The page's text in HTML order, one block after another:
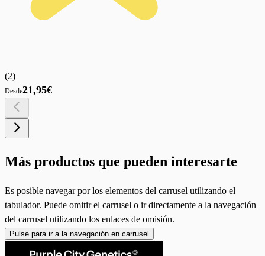
(2)
Desde21,95€
Más productos que pueden interesarte
Es posible navegar por los elementos del carrusel utilizando el
tabulador. Puede omitir el carrusel o ir directamente a la navegación
del carrusel utilizando los enlaces de omisión.
Pulse para ir a la navegación en carrusel